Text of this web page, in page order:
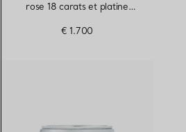
rose 18 carats et platine
€ 1.700